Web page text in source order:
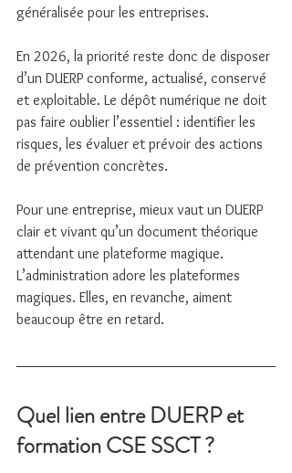
généralisée pour les entreprises.
En 2026, la priorité reste donc de disposer
d’un DUERP conforme, actualisé, conservé
et exploitable. Le dépôt numérique ne doit
pas faire oublier l’essentiel : identifier les
risques, les évaluer et prévoir des actions
de prévention concrètes.
Pour une entreprise, mieux vaut un DUERP
clair et vivant qu’un document théorique
attendant une plateforme magique.
L’administration adore les plateformes
magiques. Elles, en revanche, aiment
beaucoup être en retard.
Quel lien entre DUERP et
formation CSE SSCT ?